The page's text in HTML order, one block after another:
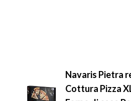
Navaris Pietra
Cottura Pizza